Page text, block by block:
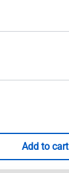
Add to cart